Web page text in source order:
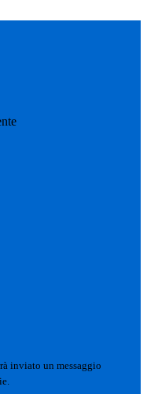
inviato un messaggio